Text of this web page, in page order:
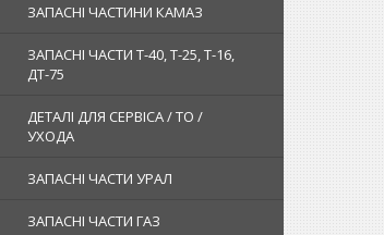
ЗАПАСНІ ЧАСТИНИ КАМАЗ
ЗАПАСНІ ЧАСТИ Т-40, Т-25, Т-16,
ДТ-75
ДЕТАЛІ ДЛЯ СЕРВІСА / ТО /
УХОДА
ЗАПАСНІ ЧАСТИ УРАЛ
ЗАПАСНІ ЧАСТИ ГАЗ